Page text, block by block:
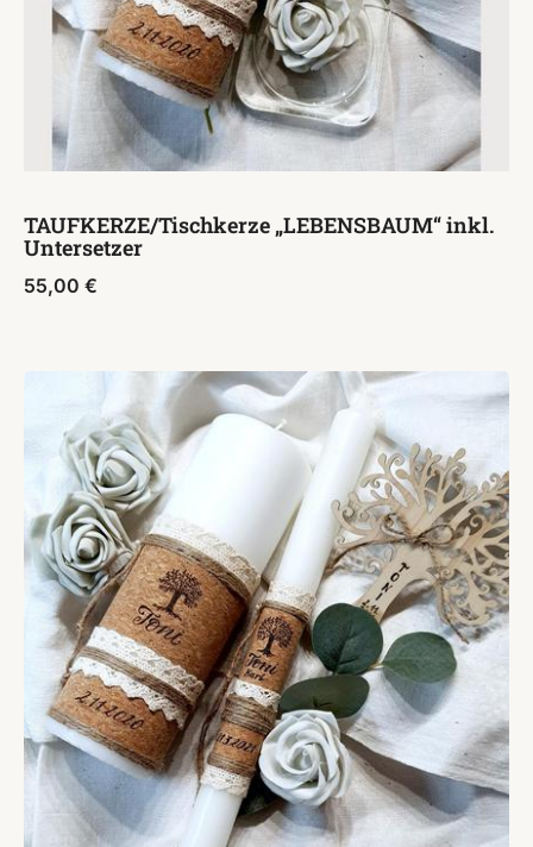
TAUFKERZE/Tischkerze „LEBENSBAUM“ inkl.
Untersetzer
55,00 €